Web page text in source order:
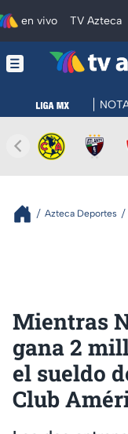
en vivo TV Azteca
Azteca Deportes
Mientras
gana 2
el sueldo
Club